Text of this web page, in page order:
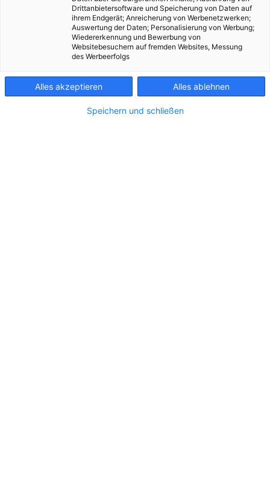
19. JANUAR 2016 VONENERGIELEBEN REDAKTION
Mit der richtigen Ausrüstung bist du auch zum Jahreswechsel
mobil.
BEITRAG ANSEHEN
TEILEN
Drittanbietersoftware und Speicherung von Daten auf
ihrem Endgerät; Anreicherung von Werbenetzwerken;
Auswertung der Daten; Personalisierung von Werbung;
Wiedererkennung und Bewerbung von
Websitebesuchern auf fremden Websites, Messung
des Werbeerfolgs
Alles akzeptieren Alles ablehnen
Speichern und schließen